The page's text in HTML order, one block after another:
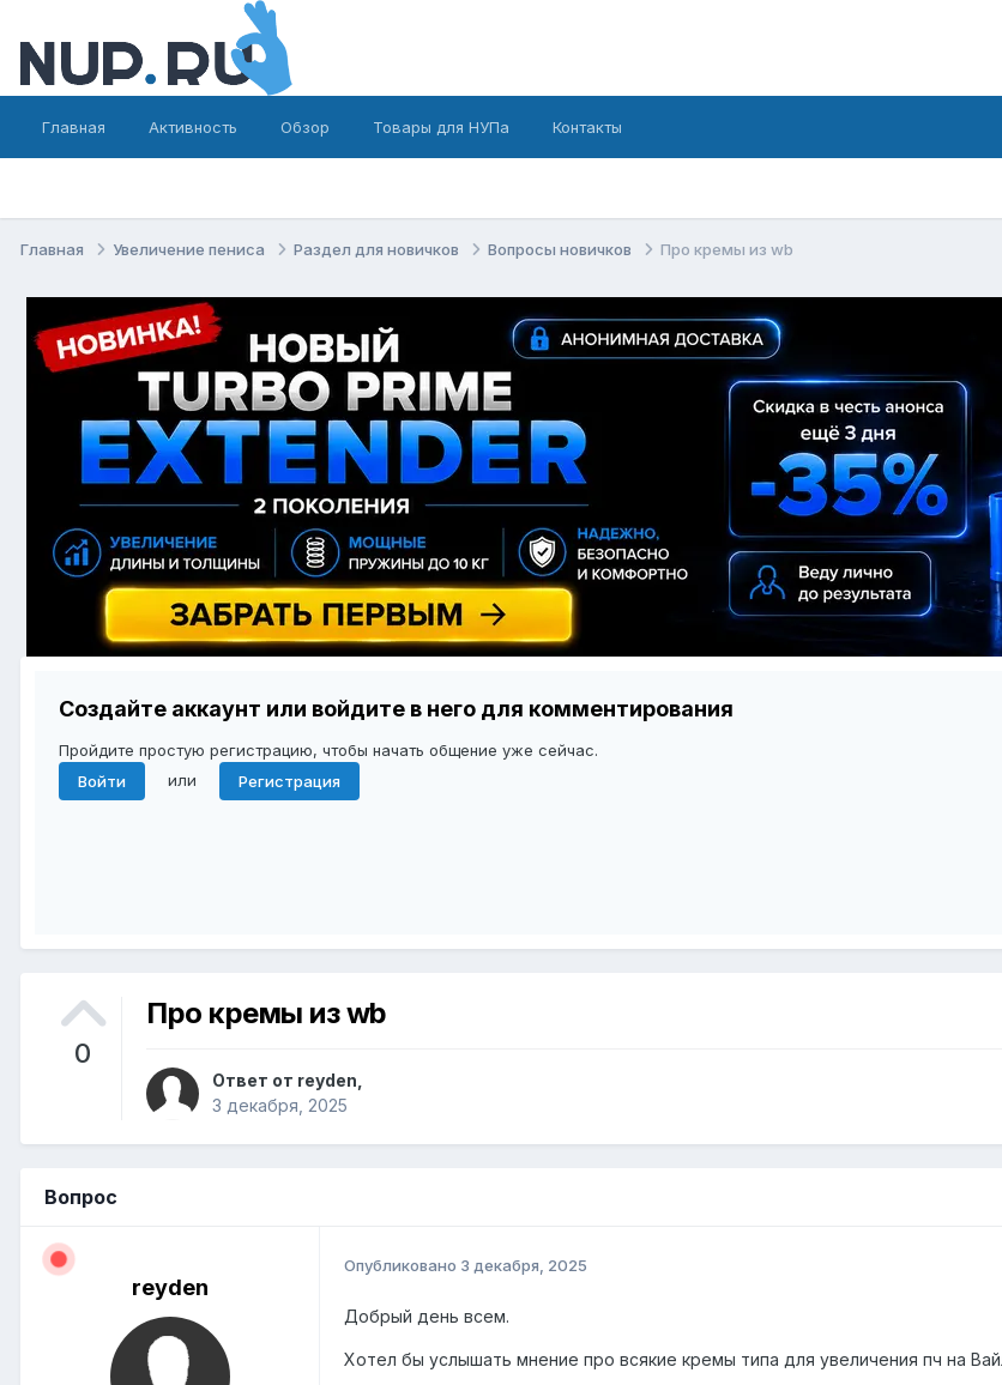
Главная Активность Обзор Товары для НУПа Контакты
Главная Увеличение пениса Раздел для новичков Вопросы новичков Про кремы из wb
Создайте аккаунт или войдите в него для комментирования
Пройдите простую регистрацию, чтобы начать общение уже сейчас.
Войти
или Регистрация
0
Про кремы из wb
Ответ от reyden,
3 декабря, 2025
Вопрос
reyden
Опубликовано 3 декабря, 2025
Добрый день всем.
Хотел бы услышать мнение про всякие кремы типа для увеличения пч на